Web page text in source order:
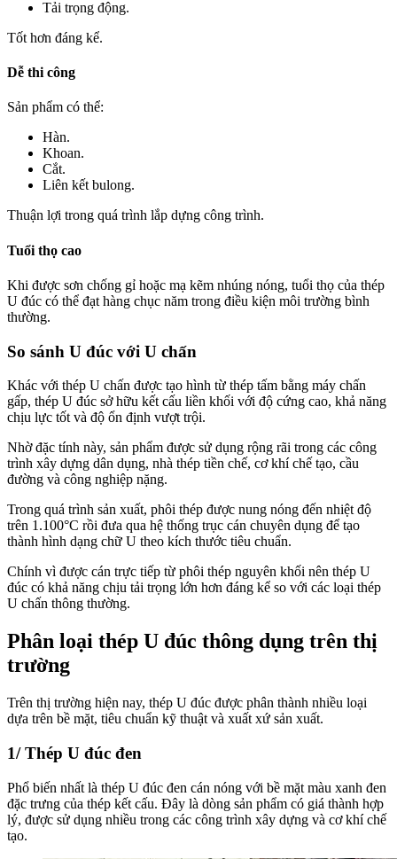
Tải trọng động.
Tốt hơn đáng kể.
Dễ thi công
Sản phẩm có thể:
Hàn.
Khoan.
Cắt.
Liên kết bulong.
Thuận lợi trong quá trình lắp dựng công trình.
Tuổi thọ cao
Khi được sơn chống gỉ hoặc mạ kẽm nhúng nóng, tuổi thọ của thép
U đúc có thể đạt hàng chục năm trong điều kiện môi trường bình
thường.
So sánh U đúc với U chấn
Khác với thép U chấn được tạo hình từ thép tấm bằng máy chấn
gấp, thép U đúc sở hữu kết cấu liền khối với độ cứng cao, khả năng
chịu lực tốt và độ ổn định vượt trội.
Nhờ đặc tính này, sản phẩm được sử dụng rộng rãi trong các công
trình xây dựng dân dụng, nhà thép tiền chế, cơ khí chế tạo, cầu
đường và công nghiệp nặng.
Trong quá trình sản xuất, phôi thép được nung nóng đến nhiệt độ
trên 1.100°C rồi đưa qua hệ thống trục cán chuyên dụng để tạo
thành hình dạng chữ U theo kích thước tiêu chuẩn.
Chính vì được cán trực tiếp từ phôi thép nguyên khối nên thép U
đúc có khả năng chịu tải trọng lớn hơn đáng kể so với các loại thép
U chấn thông thường.
Phân loại thép U đúc thông dụng trên thị
trường
Trên thị trường hiện nay, thép U đúc được phân thành nhiều loại
dựa trên bề mặt, tiêu chuẩn kỹ thuật và xuất xứ sản xuất.
1/ Thép U đúc đen
Phổ biến nhất là thép U đúc đen cán nóng với bề mặt màu xanh đen
đặc trưng của thép kết cấu. Đây là dòng sản phẩm có giá thành hợp
lý, được sử dụng nhiều trong các công trình xây dựng và cơ khí chế
tạo.